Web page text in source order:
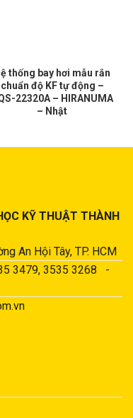
thống bay hơi mẫu rắn
chuẩn độ KF tự động –
22320A – HIRANUMA
– Nhật
KỸ THUẬT THÀNH
An Hội Tây, TP. HCM
3479, 3535 3268 -